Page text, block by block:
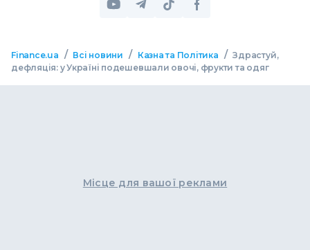
Finance.ua / Всі новини / Казна та Політика / Здрастуй,
дефляція: у Україні подешевшали овочі, фрукти та одяг
Місце для вашої реклами